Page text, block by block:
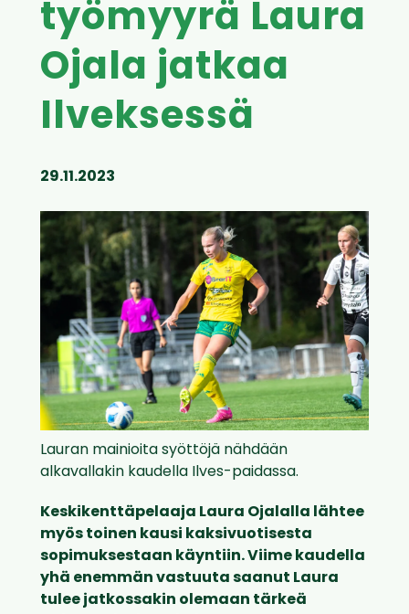
työmyyrä Laura
Ojala jatkaa
Ilveksessä
29.11.2023
Lauran mainioita syöttöjä nähdään
alkavallakin kaudella Ilves-paidassa.
Keskikenttäpelaaja Laura Ojalalla lähtee
myös toinen kausi kaksivuotisesta
sopimuksestaan käyntiin. Viime kaudella
yhä enemmän vastuuta saanut Laura
tulee jatkossakin olemaan tärkeä